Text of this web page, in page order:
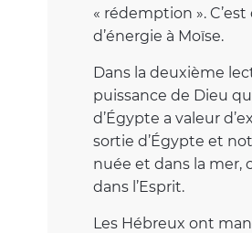
« rédemption ».
d’énergie à Moïse.
Dans la deuxième
puissance de Dieu
d’Égypte a valeur
sortie d’Égypte et
nuée et dans la mer,
dans l’Esprit.
Les Hébreux ont